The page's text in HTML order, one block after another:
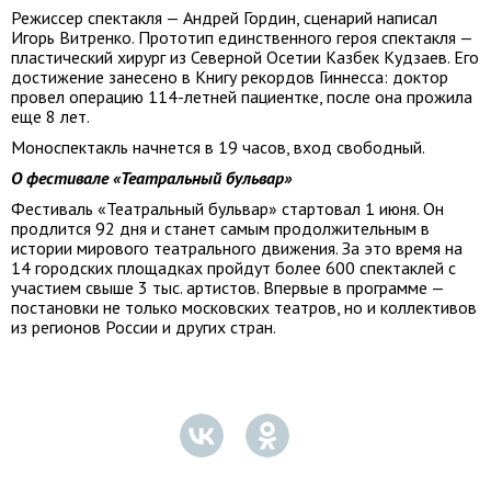
Режиссер спектакля — Андрей Гордин, сценарий написал
Игорь Витренко. Прототип единственного героя спектакля —
пластический хирург из Северной Осетии Казбек Кудзаев. Его
достижение занесено в Книгу рекордов Гиннесса: доктор
провел операцию 114-летней пациентке, после она прожила
еще 8 лет.
Моноспектакль начнется в 19 часов, вход свободный.
О фестивале «Театральный бульвар»
Фестиваль «Театральный бульвар» стартовал 1 июня. Он
продлится 92 дня и станет самым продолжительным в
истории мирового театрального движения. За это время на
14 городских площадках пройдут более 600 спектаклей с
участием свыше 3 тыс. артистов. Впервые в программе —
постановки не только московских театров, но и коллективов
из регионов России и других стран.